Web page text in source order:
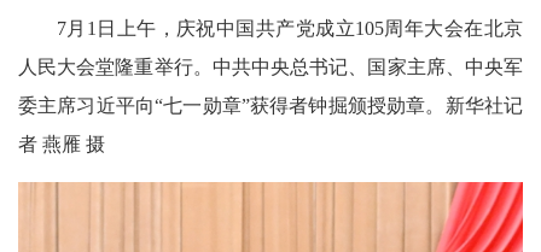
7月1日上午，庆祝中国共产党成立105周年大会在北京
人民大会堂隆重举行。中共中央总书记、国家主席、中央军
委主席习近平向“七一勋章”获得者钟掘颁授勋章。新华社记
者 燕雁 摄